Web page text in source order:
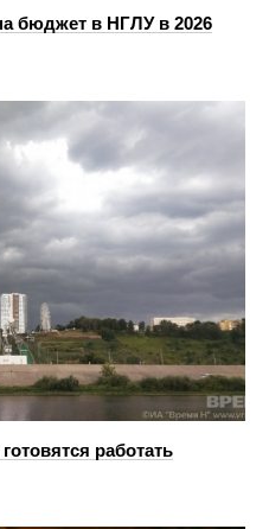
бюджет в НГЛУ в 2026
работать